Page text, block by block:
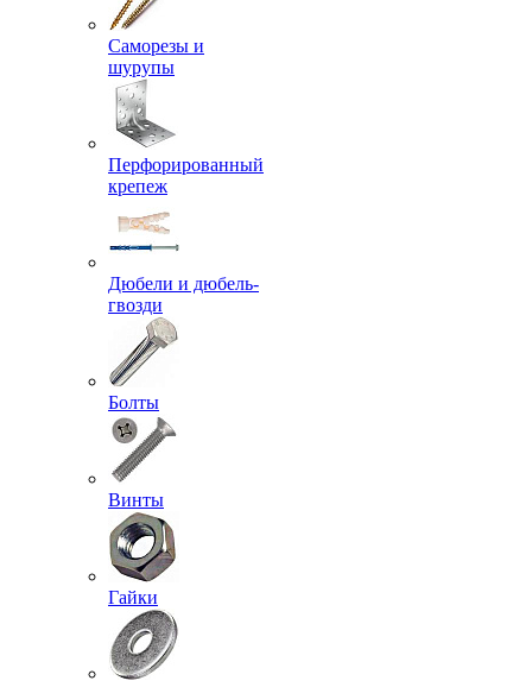
Саморезы и
шурупы
Перфорированный
крепеж
Дюбели и дюбель-
гвозди
Болты
Винты
Гайки